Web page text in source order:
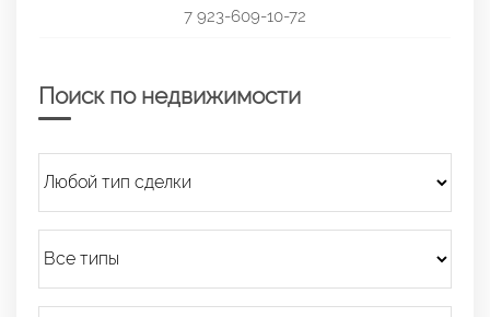
7 923-609-10-72
Поиск по недвижимости